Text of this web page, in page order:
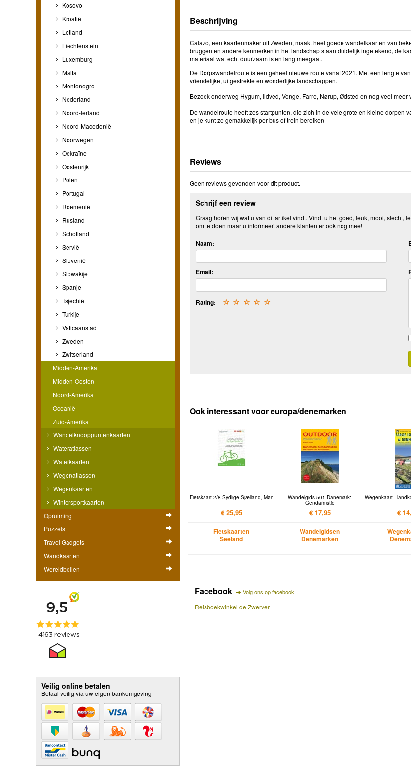
Kosovo
Kroatië
Letland
Liechtenstein
Luxemburg
Malta
Montenegro
Nederland
Noord-Ierland
Noord-Macedonië
Noorwegen
Oekraïne
Oostenrijk
Polen
Portugal
Roemenië
Rusland
Schotland
Servië
Slovenië
Slowakije
Spanje
Tsjechië
Turkije
Vaticaanstad
Zweden
Zwitserland
Midden-Amerika
Midden-Oosten
Noord-Amerika
Oceanië
Zuid-Amerika
Wandelknooppuntenkaarten
Wateratlassen
Waterkaarten
Wegenatlassen
Wegenkaarten
Wintersportkaarten
Opruiming
Puzzels
Travel Gadgets
Wandkaarten
Wereldbollen
Veilig online betalen
Betaal veilig via uw eigen bankomgeving
Beschrijving
Calazo, een kaartenmaker uit Zweden, maakt heel goede wandelkaarten van
bruggen en andere kenmerken in het landschap staan duidelijk ingetekend, de
materiaal wat echt duurzaam is en lang meegaat.
De Dorpswandelroute is een geheel nieuwe route vanaf 2021. Met een lengte
vriendelijke, uitgestrekte en wonderlijke landschappen.
Bezoek onderweg Hygum, Ildved, Vonge, Farre, Nørup, Ødsted en nog veel
De wandelroute heeft zes startpunten, die zich in de vele grote en kleine
en je kunt ze gemakkelijk per bus of trein bereiken
Reviews
Geen reviews gevonden voor dit product.
Schrijf een review
Graag horen wij wat u van dit artikel vindt. Vindt u het goed, leuk, mooi,
om te doen maar u informeert andere klanten er ook nog mee!
Naam:
Email:
Rating: ☆
☆
☆
☆
☆
Ook interessant voor europa/denemarken
Fietskaart 2/8 Sydlige Sjælland, Møn
€ 25,95
Fietskaarten
Seeland
Wandelgids 501 Dänemark:
Gendarmstie
€ 17,95
Wandelgidsen
Denemarken
Wegenkaart -
€
Facebook Volg ons op facebook
Reisboekwinkel de Zwerver